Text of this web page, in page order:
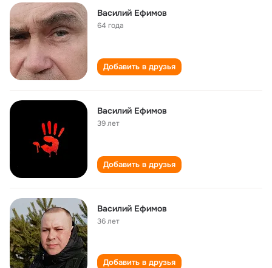
Василий Ефимов
64 года
Добавить в друзья
Василий Ефимов
39 лет
Добавить в друзья
Василий Ефимов
36 лет
Добавить в друзья